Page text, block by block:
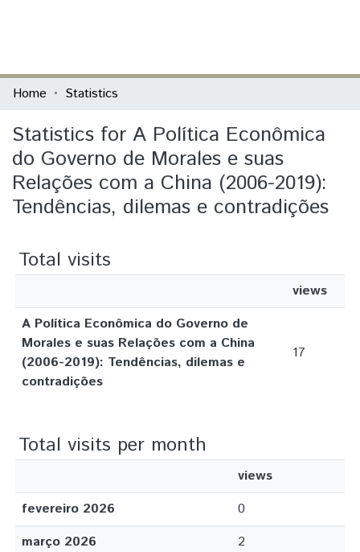
Communities & Collections
All of DSpace
Home Statistics
Statistics for A Política Econômica
do Governo de Morales e suas
Relações com a China (2006-2019):
Tendências, dilemas e contradições
Total visits
views
A Política Econômica do Governo de
Morales e suas Relações com a China
(2006-2019): Tendências, dilemas e
contradições
17
Total visits per month
views
fevereiro 2026
0
março 2026
2